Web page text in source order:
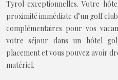
Tyrol exceptionnelles. Votre
proximité immédiate d’un golf
complémentaires pour vos
votre séjour dans un hôtel
placement et vous pouvez avoir
matériel.